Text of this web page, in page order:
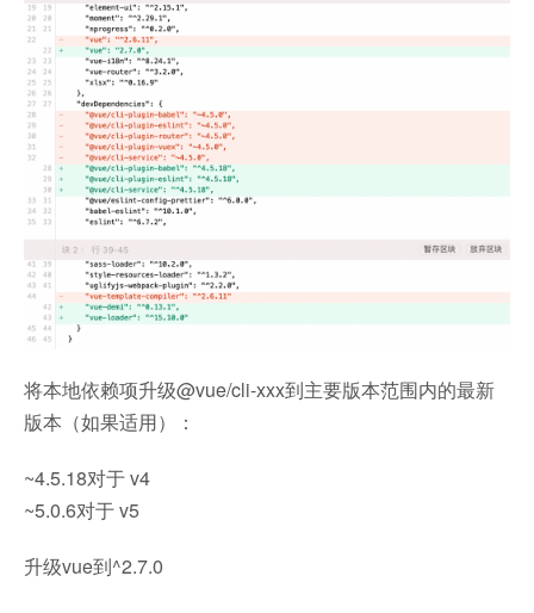
将本地依赖项升级@vue/cli-xxx到主要版本范围内的最新
版本（如果适用）：
~4.5.18对于 v4
~5.0.6对于 v5
升级vue到^2.7.0